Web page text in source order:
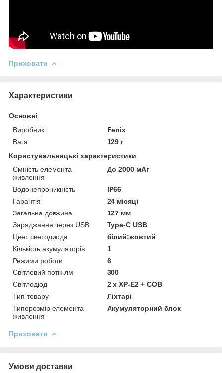
Приховати
Характеристики
Основні
Виробник
Fenix
Вага
129 г
Користувальницькі характеристики
Ємність елемента
живлення
До 2000 мАг
Водонепроникність
IP66
Гарантія
24 місяці
Загальна довжина
127 мм
Заряджання через USB
Type-C USB
Цвет светодиода
білий;жовтий
Кількість акумуляторів
1
Режими роботи
6
Світловий потік лм
300
Світлодіод
2 x XP-E2 + COB
Тип товару
Ліхтарі
Типорозмір елемента
живлення
Акумуляторний блок
Приховати
Умови доставки